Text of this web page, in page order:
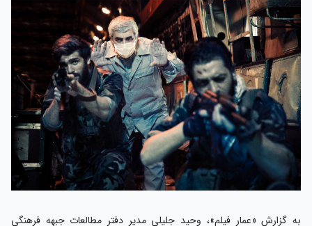
به گزارش «عمار فیلم»، وحید جلیلی مدیر دفتر مطالعات جبهه فرهنگی